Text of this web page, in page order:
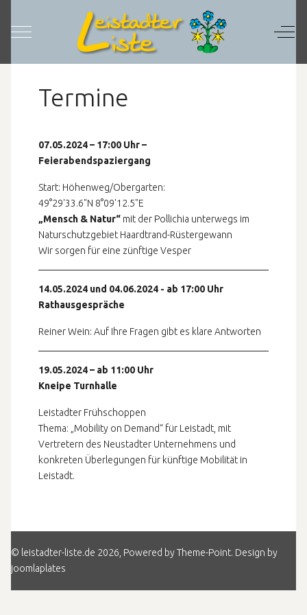
Mobile Menu Toggle Off-
Termine
07.05.2024 – 17:00 Uhr –
Feierabendspaziergang
Start: Höhenweg/Obergarten:
49°29'33.6"N 8°09'12.5"E
„Mensch & Natur“ mit der Pollichia unterwegs im
Naturschutzgebiet Haardtrand-Rüstergewann
Wir sorgen für eine zünftige Vesper
14.05.2024 und 04.06.2024 - ab 17:00 Uhr
Rathausgespräche
Reiner Wein: Auf Ihre Fragen gibt es klare Antworten
19.05.2024 – ab 11:00 Uhr
Kneipe Turnhalle
Leistadter Frühschoppen
Thema: „Mobility on Demand“ für Leistadt, mit
Vertretern des Neustadter Unternehmens und
konkreten Überlegungen für künftige Mobilität in
Leistadt.
© leistadter-liste.de 2026, Powered byTheme-Point. Design by
joomlaplates